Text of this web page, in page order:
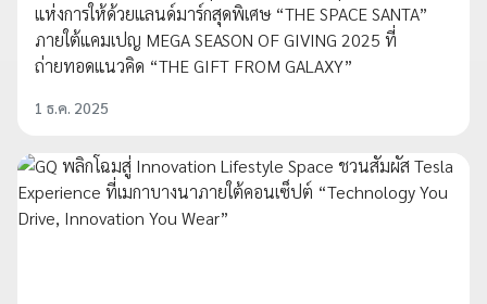
แห่งการให้ด้วยแลนด์มาร์กสุดพิเศษ “THE SPACE SANTA”
ภายใต้แคมเปญ MEGA SEASON OF GIVING 2025 ที่
ถ่ายทอดแนวคิด “THE GIFT FROM GALAXY”
1 ธ.ค. 2025